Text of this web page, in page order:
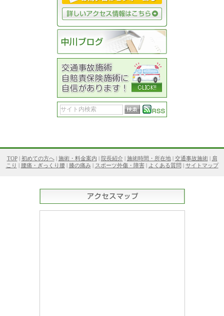
TOP| 初めての方へ| 施術・料金案内 | 院長紹介| 施術時間・所在地| 交通事故施術| 肩
こり | 腰痛・ぎっくり腰| 膝の痛み| スポーツ外傷・障害| よくある質問 | サイトマップ